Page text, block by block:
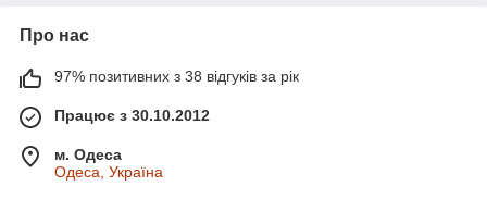
Про нас
97% позитивних з 38 відгуків за рік
Працює з 30.10.2012
м. Одеса
Одеса, Україна